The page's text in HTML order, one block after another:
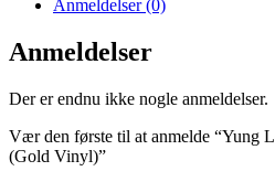
Anmeldelser (0)
Anmeldelser
Der er endnu ikke nogle anmeldelser.
Vær den første til at anmelde “Yung
(Gold Vinyl)”